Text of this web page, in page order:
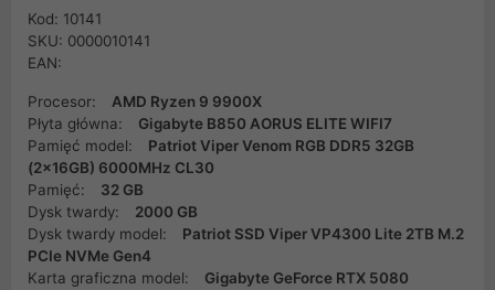
Kod: 10141
SKU: 0000010141
EAN:
Procesor:
AMD Ryzen 9 9900X
Płyta główna:
Gigabyte B850 AORUS ELITE WIFI7
Pamięć model:
Patriot Viper Venom RGB DDR5 32GB
(2x16GB) 6000MHz CL30
Pamięć:
32 GB
Dysk twardy:
2000 GB
Dysk twardy model:
Patriot SSD Viper VP4300 Lite 2TB M.2
PCIe NVMe Gen4
Karta graficzna model:
Gigabyte GeForce RTX 5080